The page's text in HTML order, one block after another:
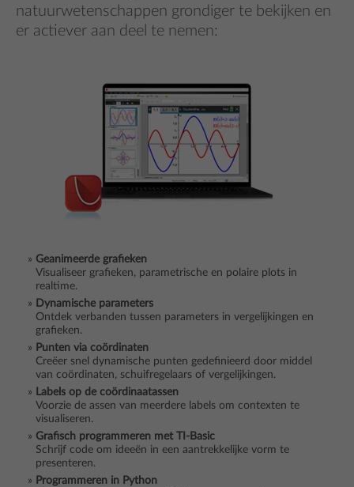
natuurwetenschappen grondiger te bekijken en
er actiever aan deel te nemen:
Geanimeerde grafieken
Visualiseer grafieken, parametrische en polaire plots in
realtime.
Dynamische parameters
Ontdek verbanden tussen parameters in vergelijkingen en
grafieken.
Punten via coördinaten
Creëer snel dynamische punten gedefinieerd door middel
van coördinaten, schuifregelaars of vergelijkingen.
Labels op de coördinaatassen
Voorzie de assen van meerdere labels om contexten te
visualiseren.
Grafisch programmeren met TI-Basic
Schrijf code om ideeën in een aantrekkelijke vorm te
presenteren.
Programmeren in Python